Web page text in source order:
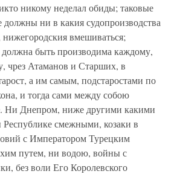
никому неделал обиды; таковые
ни в какия судопроизводства
вмешиваться;
должна быть производима каждому,
чрез Атаманов и Старших, в
а им самым, подстаростами по
и тогда сами между собою
Ни Днепром, ниже другими какими
Республике смежными, козаки в
с Императором Турецким
путем, ни водою, войны с
без воли Его Королевского